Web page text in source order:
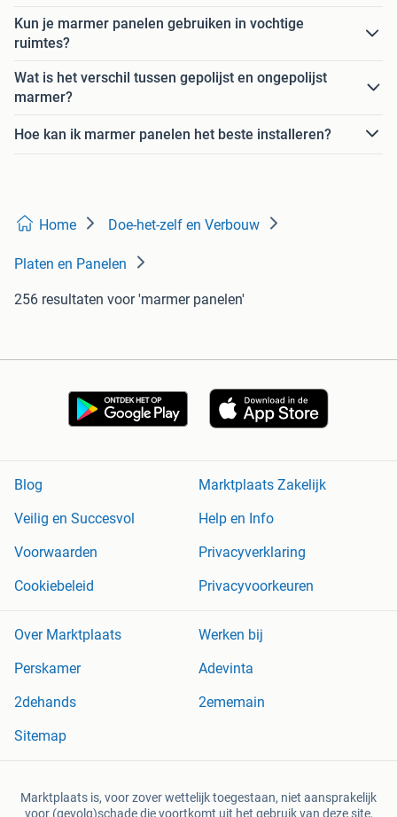
Kun je marmer panelen gebruiken in vochtige
ruimtes?
Wat is het verschil tussen gepolijst en ongepolijst
marmer?
Hoe kan ik marmer panelen het beste installeren?
Home Doe-het-zelf en Verbouw
Platen en Panelen
256 resultaten voor 'marmer panelen'
Blog
Marktplaats Zakelijk
Veilig en Succesvol
Help en Info
Voorwaarden
Privacyverklaring
Cookiebeleid
Privacyvoorkeuren
Over Marktplaats
Werken bij
Perskamer
Adevinta
2dehands
2ememain
Sitemap
Marktplaats is, voor zover wettelijk toegestaan, niet aansprakelijk
voor (gevolg)schade die voortkomt uit het gebruik van deze site,